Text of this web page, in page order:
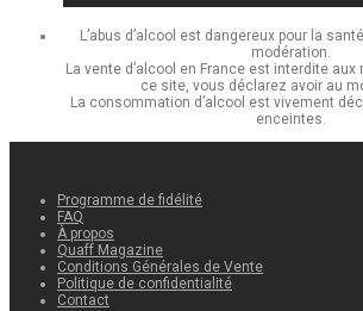
L’abus d’alcool est dangereux pour la
modération.
La vente d’alcool en France est interdite
ce site, vous déclarez avoir au
La consommation d’alcool est vivement
enceintes.
Programme de fidélité
FAQ
À propos
Quaff Magazine
Conditions Générales de Vente
Politique de confidentialité
Contact